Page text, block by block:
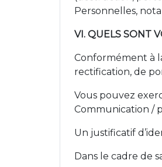
Personnelles,
VI. QUELS SONT
Conformément à
rectification, de
Vous pouvez
Communication /
Un justificatif
Dans le cadre de